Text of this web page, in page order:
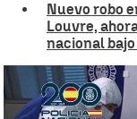
Nuevo robo
Louvre,
nacional